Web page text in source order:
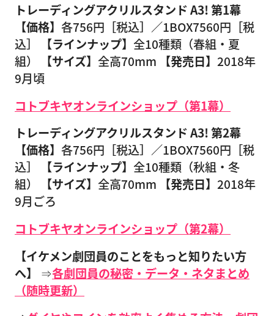
トレーディングアクリルスタンド A3! 第1幕
【価格】 各756円［税込］／1BOX7560円［税
込］
【ラインナップ】 全10種類（春組・夏
組）
【サイズ】 全高70mm 【発売日】 2018年
9月頃
コトブキヤオンラインショップ（第1幕）
トレーディングアクリルスタンド A3! 第2幕
【価格】 各756円［税込］／1BOX7560円［税
込］
【ラインナップ】 全10種類（秋組・冬
組）
【サイズ】 全高70mm 【発売日】 2018年
9月ごろ
コトブキヤオンラインショップ（第2幕）
【イケメン劇団員のことをもっと知りたい方
へ】
⇒各劇団員の秘密・データ・ネタまとめ
（随時更新）